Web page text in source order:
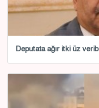
Deputata ağır itki üz verib